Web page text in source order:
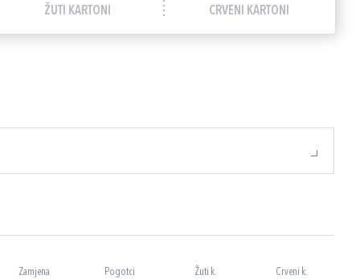
ŽUTI KARTONI CRVENI KARTONI
Zamjena Pogotci Žuti k. Crveni k.